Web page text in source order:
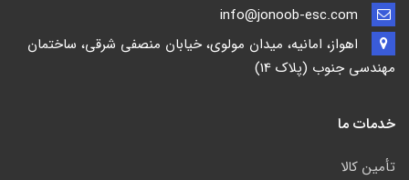
اهواز، امانیه، میدان مولوی، خیابان منصفی شرقی، ساختمان
مهندسی جنوب (پلاک 14)
خدمات ما
تأمين كالا